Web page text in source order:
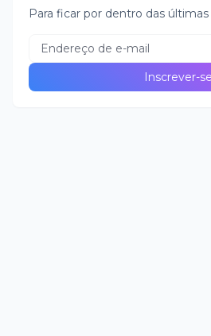
Para ficar por dentro das últimas